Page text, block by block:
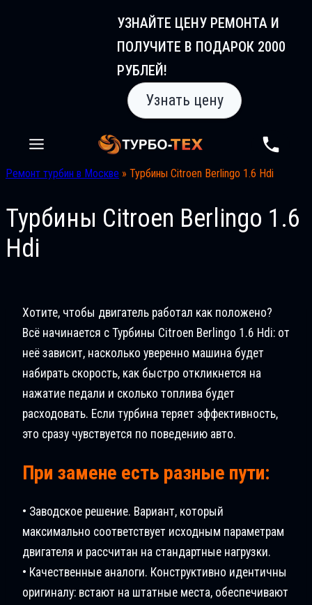
УЗНАЙТЕ ЦЕНУ РЕМОНТА И
ПОЛУЧИТЕ В ПОДАРОК 2000
РУБЛЕЙ!
Узнать цену
Ремонт турбин в Москве » Турбины Citroen Berlingo 1.6 Hdi
Турбины Citroen Berlingo 1.6
Hdi
Хотите, чтобы двигатель работал как положено?
Всё начинается с Турбины Citroen Berlingo 1.6 Hdi: от
неё зависит, насколько уверенно машина будет
набирать скорость, как быстро откликнется на
нажатие педали и сколько топлива будет
расходовать. Если турбина теряет эффективность,
это сразу чувствуется по поведению авто.
При замене есть разные пути:
• Заводское решение. Вариант, который
максимально соответствует исходным параметрам
двигателя и рассчитан на стандартные нагрузки.
• Качественные аналоги. Конструктивно идентичны
оригиналу: встают на штатные места, обеспечивают